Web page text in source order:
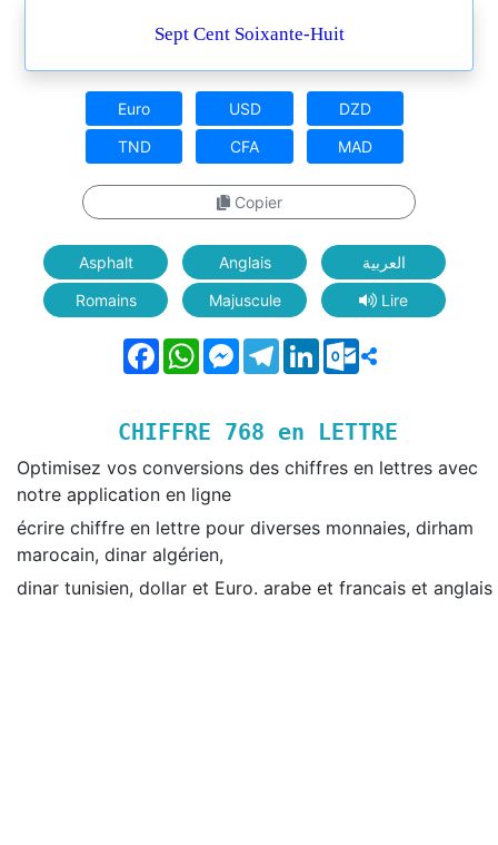
Sept Cent Soixante-Huit
Euro USD
DZD
TND
CFA MAD
Copier
Asphalt Anglais
العربية
Romains
Majuscule Lire
FacebookWhatsAppMessenger
Telegram
LinkedInOutlook.com
CHIFFRE 768 en LETTRE
Optimisez vos conversions des chiffres en lettres avec
notre application en ligne
écrire chiffre en lettre pour diverses monnaies, dirham
marocain, dinar algérien,
dinar tunisien, dollar et Euro. arabe et francais et anglais